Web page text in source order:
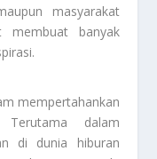
masyarakat
membuat banyak
mempertahankan
dalam
di dunia hiburan